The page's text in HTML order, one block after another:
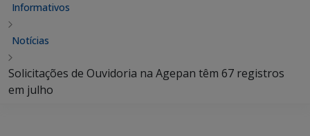
Informativos
Notícias
Solicitações de Ouvidoria na Agepan têm 67 registros
em julho